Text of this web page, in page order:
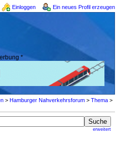
Einloggen Ein neues Profil erzeugen
*
> Hamburger Nahverkehrsforum > Thema >
erweitert